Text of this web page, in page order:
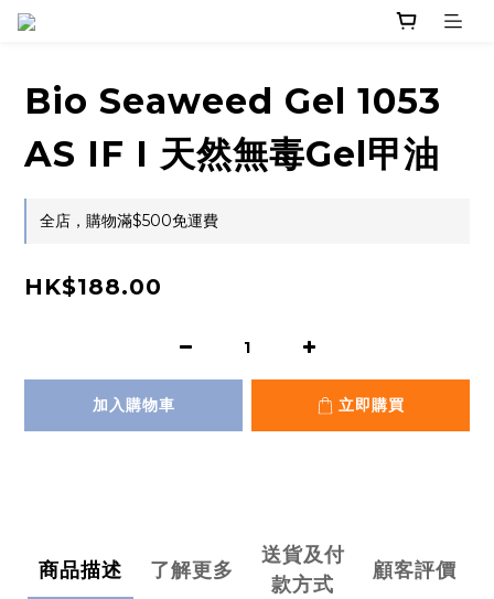
Bio Seaweed Gel 1053
AS IF I 天然無毒Gel甲油
全店，購物滿$500免運費
HK$188.00
加入購物車 立即購買
商品描述 了解更多
送貨及付
款方式
顧客評價